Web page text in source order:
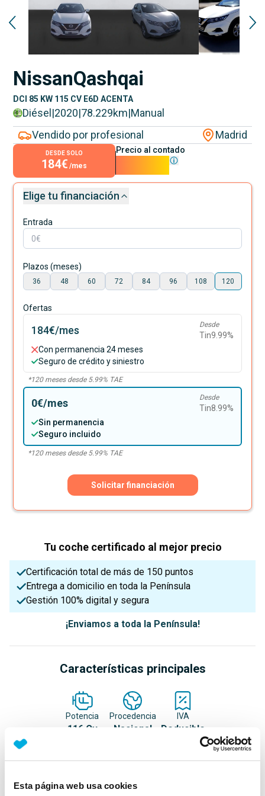
Esta página web usa cookies
NissanQashqai
DCI 85 KW 115 CV E6D ACENTA
Diésel |2020|78.229km|Manual
Vendido por profesional
Madrid
DESDE SOLO
184€ /mes
Precio al contado
Elige tu financiación
Entrada
Plazos (meses)
36 48 60 72 84 96 108 120
Ofertas
184€/mes Desde
Tin9.99%
Con permanencia 24 meses
Seguro de crédito y siniestro
*120meses desde 5.99% TAE
0€/mes Desde
Tin8.99%
Sin permanencia
Seguro incluido
*120meses desde 5.99% TAE
Solicitar financiación
Tu coche certificado al mejor precio
Certificación total de más de 150 puntos
Entrega a domicilio en toda la Península
Gestión 100% digital y segura
¡Enviamos a toda la Península!
Características principales
Potencia
116 Cv
Procedencia
Nacional
IVA
Deducible
5 10/06/2020